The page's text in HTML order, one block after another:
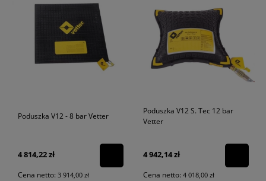
Poduszka V12 - 8 bar Vetter
4 814,22 zł
Cena netto: 3 914,00 zł
Poduszka V12 S. Tec 12 bar
Vetter
4 942,14 zł
Cena netto: 4 018,00 zł